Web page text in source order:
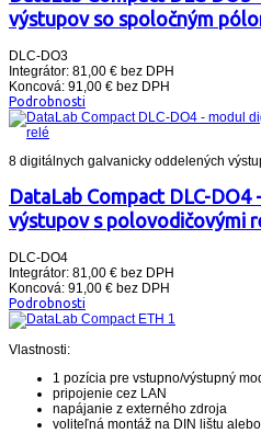
výstupov so spoločným
DLC-DO3
Integrátor: 81,00 € bez DPH
Koncová: 91,00 € bez DPH
Podrobnosti
8 digitálnych galvanicky oddelených
DataLab Compact DLC-
výstupov s polovodičovými
DLC-DO4
Integrátor: 81,00 € bez DPH
Koncová: 91,00 € bez DPH
Podrobnosti
Vlastnosti:
1 pozícia pre vstupno/výstupný
pripojenie cez LAN
napájanie z externého zdroja
voliteľná montáž na DIN lištu